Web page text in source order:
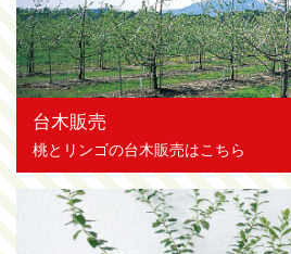
台木販売
桃とリンゴの台木販売はこちら